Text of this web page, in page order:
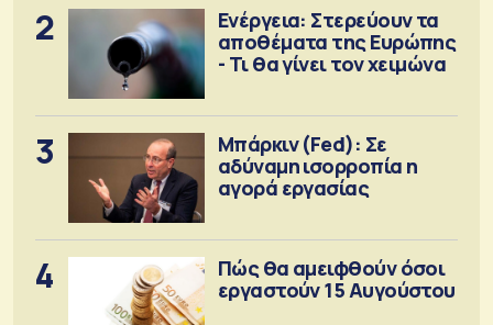
2
Ενέργεια: Στερεύουν τα
αποθέματα της Ευρώπης
- Τι θα γίνει τον χειμώνα
3
Μπάρκιν (Fed): Σε
αδύναμη ισορροπία η
αγορά εργασίας
4
Πώς θα αμειφθούν όσοι
εργαστούν 15 Αυγούστου